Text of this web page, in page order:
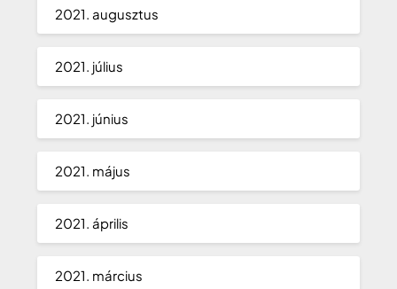
2021. augusztus
2021. július
2021. június
2021. május
2021. április
2021. március